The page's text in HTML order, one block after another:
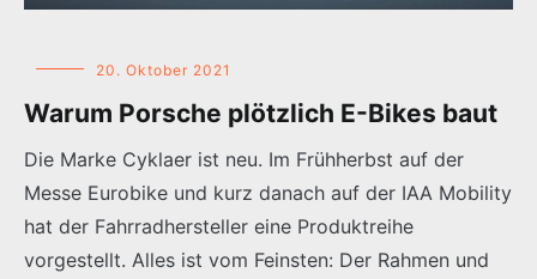
20. Oktober 2021
Warum Porsche plötzlich E-Bikes baut
Die Marke Cyklaer ist neu. Im Frühherbst auf der
Messe Eurobike und kurz danach auf der IAA Mobility
hat der Fahrradhersteller eine Produktreihe
vorgestellt. Alles ist vom Feinsten: Der Rahmen und